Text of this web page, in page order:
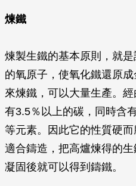
煉鐵
煉製生鐵的基本原則，就
的氧原子，使氧化鐵還原
來煉鐵，可以大量生產。
有3.5％以上的碳，同時含
等元素。因此它的性質硬
適合鑄造，把高爐煉得的
凝固後就可以得到鑄鐵。